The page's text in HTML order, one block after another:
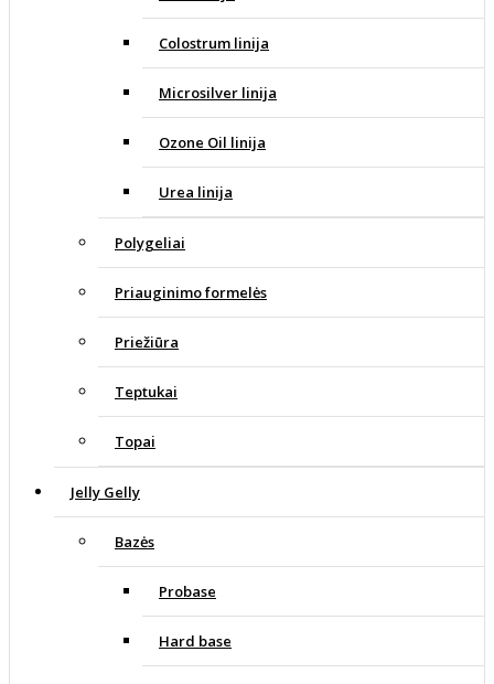
Colostrum linija
Microsilver linija
Ozone Oil linija
Urea linija
Polygeliai
Priauginimo formelės
Priežiūra
Teptukai
Topai
Jelly Gelly
Bazės
Probase
Hard base